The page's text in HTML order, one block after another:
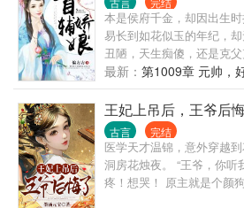
本是侯府千金，却因出生
易长到如花似玉的年纪，
丑陋，天生痴傻，还是克
捡来的夫君，是未来首辅。
六国神将。 就连随手救下
后。 某男恶狠狠道：“娘子
了！” 神将道：“姐姐，六
打给你！” 太后道：“皇帝
就去把他废了！” 【明明可
王花女主】VS【深藏不露
最新： 第1009章 元帅，
王妃上吊后，王爷后
古言 完结
医学天才温锦，意外穿越
洞房花烛夜。 “王爷，你
疼！想哭！ 原主就是个颜